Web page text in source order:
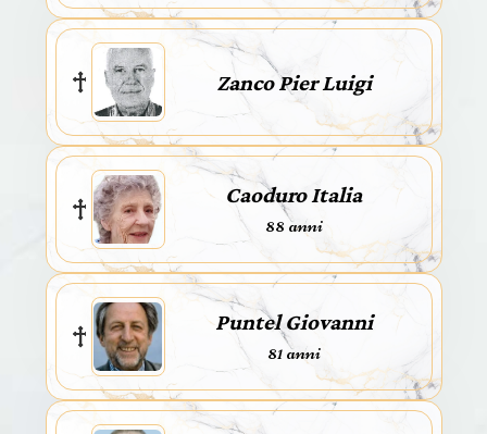
Zanco Pier Luigi
Caoduro Italia
88 anni
Puntel Giovanni
81 anni